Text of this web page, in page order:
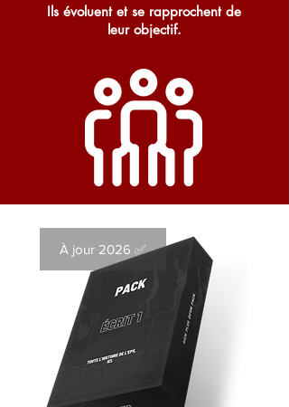
Ils évoluent et se rapprochent de
leur objectif.
À jour 2026 ✅